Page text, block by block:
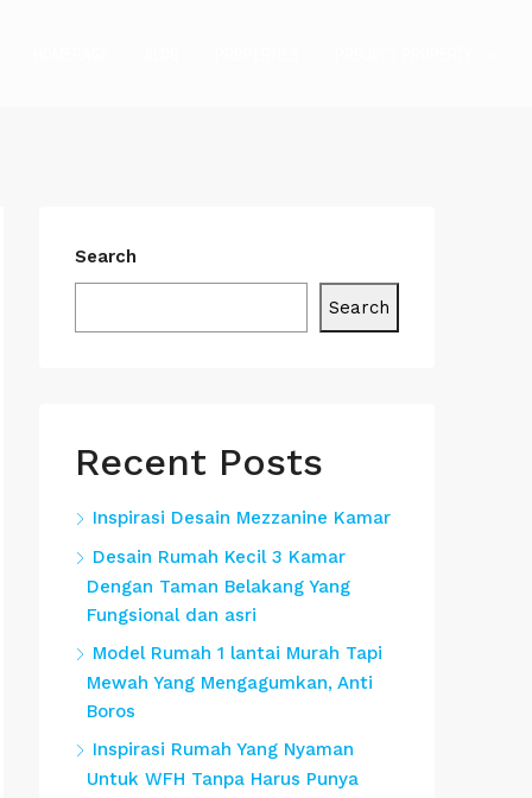
Search
Search
Recent Posts
Inspirasi Desain Mezzanine Kamar
Desain Rumah Kecil 3 Kamar
Dengan Taman Belakang Yang
Fungsional dan asri
Model Rumah 1 lantai Murah Tapi
Mewah Yang Mengagumkan, Anti
Boros
Inspirasi Rumah Yang Nyaman
Untuk WFH Tanpa Harus Punya